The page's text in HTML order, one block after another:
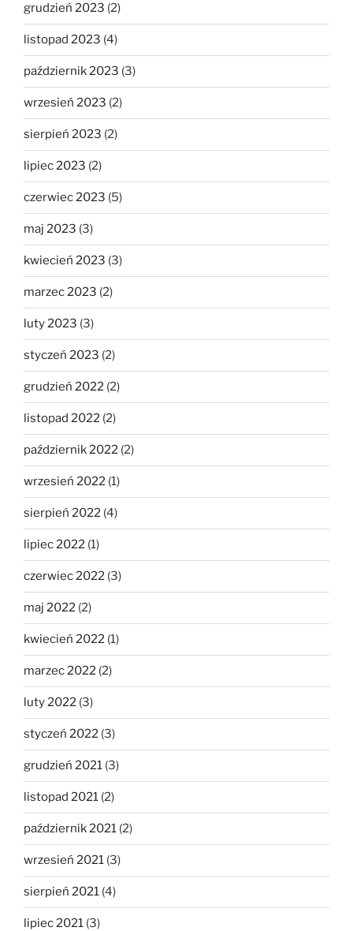
grudzień 2023 (2)
listopad 2023 (4)
październik 2023 (3)
wrzesień 2023 (2)
sierpień 2023 (2)
lipiec 2023 (2)
czerwiec 2023 (5)
maj 2023 (3)
kwiecień 2023 (3)
marzec 2023 (2)
luty 2023 (3)
styczeń 2023 (2)
grudzień 2022 (2)
listopad 2022 (2)
październik 2022 (2)
wrzesień 2022 (1)
sierpień 2022 (4)
lipiec 2022 (1)
czerwiec 2022 (3)
maj 2022 (2)
kwiecień 2022 (1)
marzec 2022 (2)
luty 2022 (3)
styczeń 2022 (3)
grudzień 2021 (3)
listopad 2021 (2)
październik 2021 (2)
wrzesień 2021 (3)
sierpień 2021 (4)
lipiec 2021 (3)